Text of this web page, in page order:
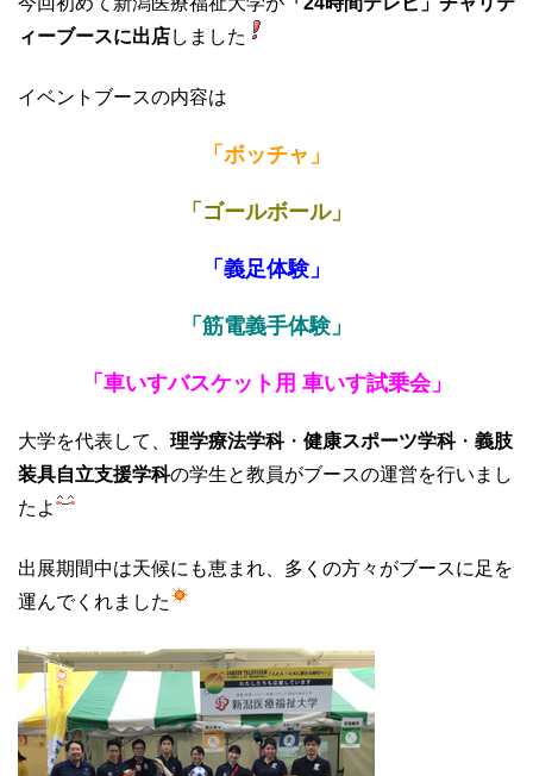
ィーブースに出店しました
イベントブースの内容は
「ボッチャ」
「ゴールボール」
「義足体験」
「筋電義手体験」
「車いすバスケット用 車いす試乗会」
大学を代表して、 理学療法学科・ 健康スポーツ学科・ 義肢
装具自立支援学科の学生と教員がブースの運営を行いまし
たよ
出展期間中は天候にも恵まれ、多くの方々がブースに足を
運んでくれました